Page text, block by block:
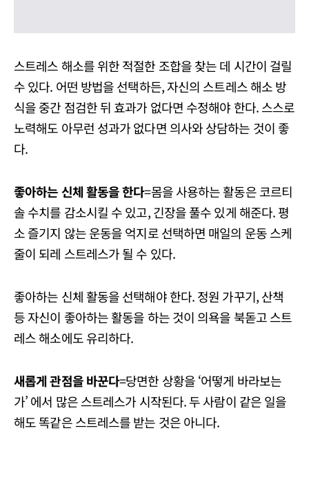
스트레스 해소를 위한 적절한 조합을 찾는 데 시간이 걸릴
수 있다. 어떤 방법을 선택하든, 자신의 스트레스 해소 방
식을 중간 점검한 뒤 효과가 없다면 수정해야 한다. 스스로
노력해도 아무런 성과가 없다면 의사와 상담하는 것이 좋
다.
좋아하는 신체 활동을 한다=몸을 사용하는 활동은 코르티
솔 수치를 감소시킬 수 있고, 긴장을 풀수 있게 해준다. 평
소 즐기지 않는 운동을 억지로 선택하면 매일의 운동 스케
줄이 되레 스트레스가 될 수 있다.
좋아하는 신체 활동을 선택해야 한다. 정원 가꾸기, 산책
등 자신이 좋아하는 활동을 하는 것이 의욕을 북돋고 스트
레스 해소에도 유리하다.
새롭게 관점을 바꾼다=당면한 상황을 ‘어떻게 바라보는
가’ 에서 많은 스트레스가 시작된다. 두 사람이 같은 일을
해도 똑같은 스트레스를 받는 것은 아니다.